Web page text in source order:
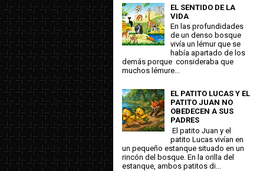
EL SENTIDO DE LA
VIDA
En las profundidades
de un denso bosque
vivía un lémur que se
había apartado de los
demás porque consideraba que
muchos lémure...
EL PATITO LUCAS Y EL
PATITO JUAN NO
OBEDECEN A SUS
PADRES
El patito Juan y el
patito Lucas vivían en
un pequeño estanque situado en un
rincón del bosque. En la orilla del
estanque, ambos patitos di...